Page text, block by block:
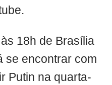
18h de Brasília
se encontrar com
Putin na quarta-